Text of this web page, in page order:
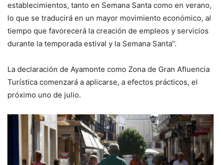
establecimientos, tanto en Semana Santa como en verano,
lo que se traducirá en un mayor movimiento económico, al
tiempo que favorecerá la creación de empleos y servicios
durante la temporada estival y la Semana Santa”.
La declaración de Ayamonte como Zona de Gran Afluencia
Turística comenzará a aplicarse, a efectos prácticos, el
próximo uno de julio.